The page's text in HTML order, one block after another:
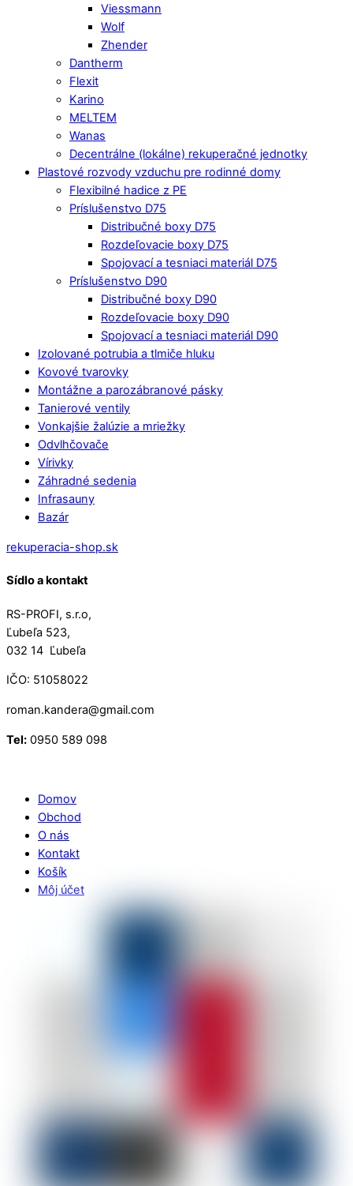
Viessmann
Wolf
Zhender
Dantherm
Flexit
Karino
MELTEM
Wanas
Decentrálne (lokálne) rekuperačné jednotky
Plastové rozvody vzduchu pre rodinné domy
Flexibilné hadice z PE
Príslušenstvo D75
Distribučné boxy D75
Rozdeľovacie boxy D75
Spojovací a tesniaci materiál D75
Príslušenstvo D90
Distribučné boxy D90
Rozdeľovacie boxy D90
Spojovací a tesniaci materiál D90
Izolované potrubia a tlmiče hluku
Kovové tvarovky
Montážne a parozábranové pásky
Tanierové ventily
Vonkajšie žalúzie a mriežky
Odvlhčovače
Vírivky
Záhradné sedenia
Infrasauny
Bazár
rekuperacia-shop.sk
Sídlo a kontakt
RS-PROFI, s.r.o,
Ľubeľa 523,
032 14 Ľubeľa
IČO: 51058022
roman.kandera@gmail.com
Tel: 0950 589 098
Domov
Obchod
O nás
Kontakt
Košík
Môj účet